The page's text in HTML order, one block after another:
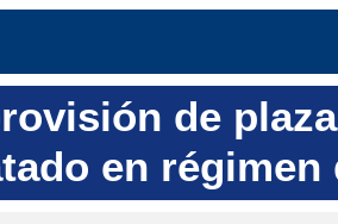
de
en régimen